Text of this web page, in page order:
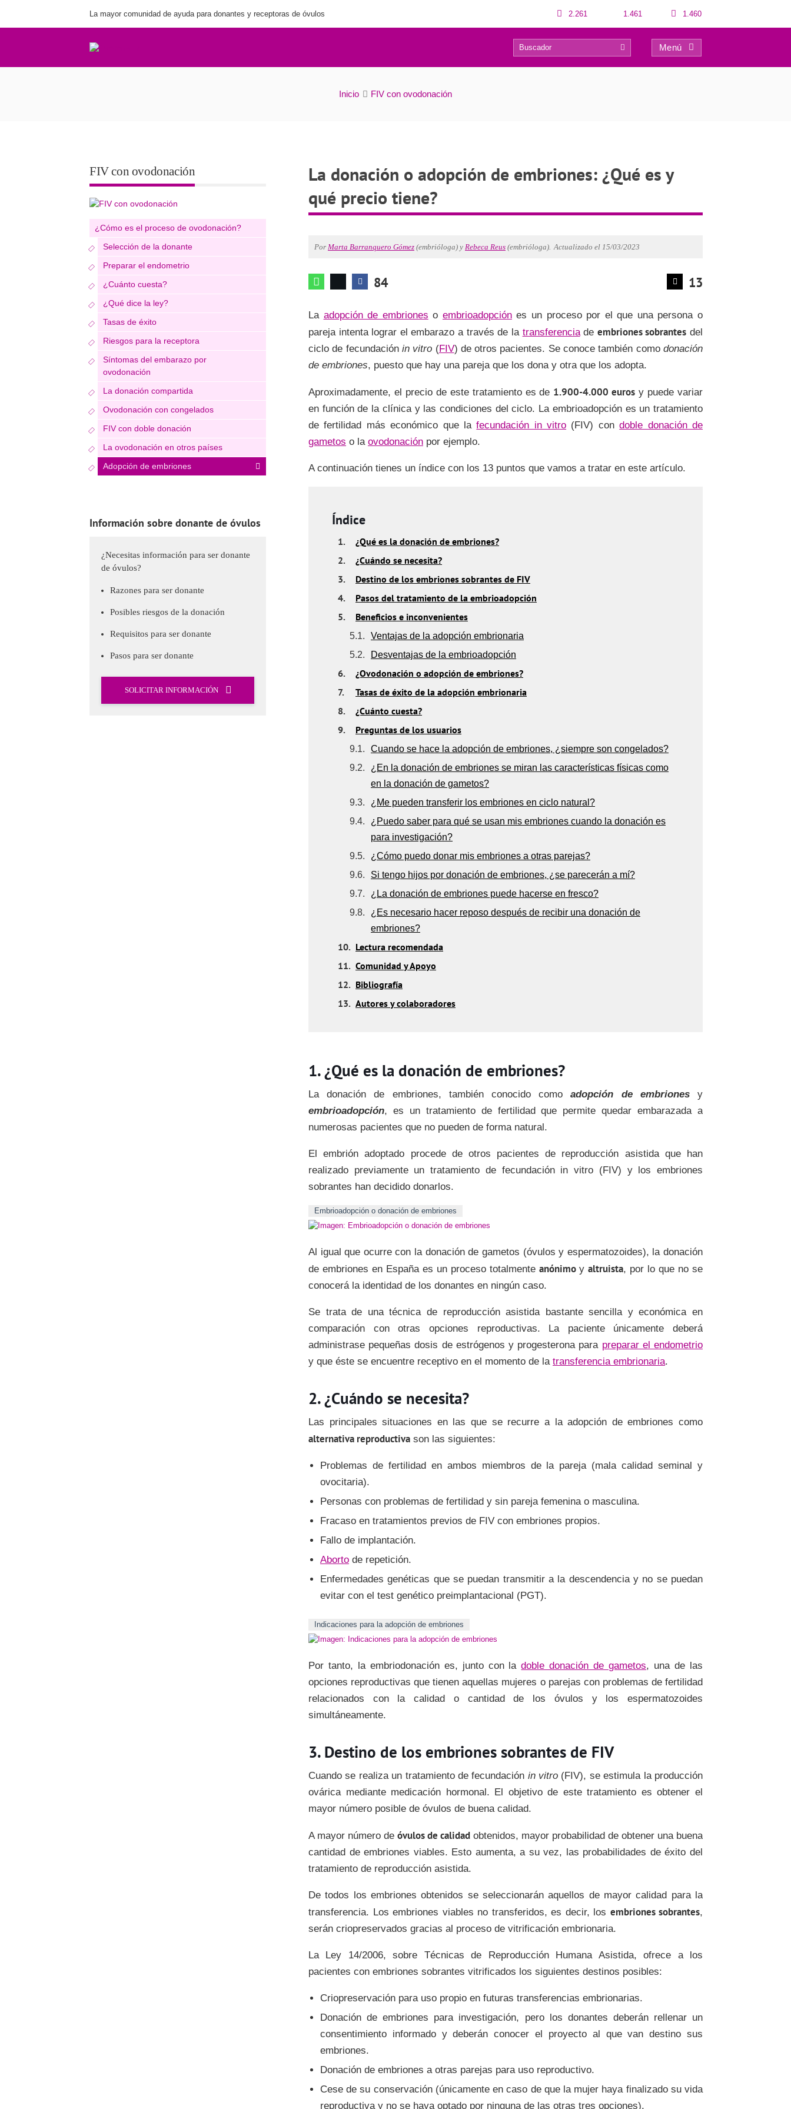
La mayor comunidad de ayuda para donantes y receptoras de óvulos 2.261 1.461 1.460
Menú
La donación o adopción de embriones: ¿Qué es y qué precio tiene?
84 13
Inicio FIV con ovodonación
La donación o adopción de embriones: ¿Qué es y
qué precio tiene?
Por Marta Barranquero Gómez (embrióloga) y Rebeca Reus (embrióloga). Actualizado el 15/03/2023
84 13
La adopción de embriones o embrioadopciónes un proceso por el que una persona o
pareja intenta lograr el embarazo a través de la transferenciade embriones sobrantes del
ciclo de fecundación in vitro (FIV) de otros pacientes. Se conoce también comodonación
de embriones, puesto que hay una pareja que los dona y otra que los adopta.
Aproximadamente, el precio de este tratamiento es de 1.900-4.000 euros y puede variar
en función de la clínica y las condiciones del ciclo. La embrioadopción es un tratamiento
de fertilidad más económico que lafecundación in vitro (FIV) condoble donación de
gametos o la ovodonación por ejemplo.
A continuación tienes un índice con los 13 puntos que vamos a tratar en este artículo.
Índice
1.
¿Qué es la donación de embriones?
2.
¿Cuándo se necesita?
3.
Destino de los embriones sobrantes de FIV
4.
Pasos del tratamiento de la embrioadopción
5.
Beneficios e inconvenientes
5.1.
Ventajas de la adopción embrionaria
5.2.
Desventajas de la embrioadopción
6.
¿Ovodonación o adopción de embriones?
7.
Tasas de éxito de la adopción embrionaria
8.
¿Cuánto cuesta?
9.
Preguntas de los usuarios
9.1.
Cuando se hace la adopción de embriones, ¿siempre son congelados?
9.2.
¿En la donación de embriones se miran las características físicas como
en la donación de gametos?
9.3.
¿Me pueden transferir los embriones en ciclo natural?
9.4.
¿Puedo saber para qué se usan mis embriones cuando la donación es
para investigación?
9.5.
¿Cómo puedo donar mis embriones a otras parejas?
9.6.
Si tengo hijos por donación de embriones, ¿se parecerán a mí?
9.7.
¿La donación de embriones puede hacerse en fresco?
9.8.
¿Es necesario hacer reposo después de recibir una donación de
embriones?
10. Lectura recomendada
11. Comunidad y Apoyo
12. Bibliografía
13. Autores y colaboradores
¿Qué es la donación de embriones?
La donación de embriones, también conocido comoadopción de embrionesy
embrioadopción, es un tratamiento de fertilidad que permite quedar embarazada a
numerosas pacientes que no pueden de forma natural.
El embrión adoptado procede de otros pacientes de reproducción asistida que han
realizado previamente un tratamiento de fecundación in vitro (FIV) y los embriones
sobrantes han decidido donarlos.
Embrioadopción o donación de embriones
Al igual que ocurre con la donación de gametos (óvulos y espermatozoides), la donación
de embriones en España es un proceso totalmente anónimo y altruista, por lo que no se
conocerá la identidad de los donantes en ningún caso.
Se trata de una técnica de reproducción asistida bastante sencilla y económica en
comparación con otras opciones reproductivas. La paciente únicamente deberá
administrase pequeñas dosis de estrógenos y progesterona para preparar el endometrio
y que éste se encuentre receptivo en el momento de la transferencia embrionaria.
¿Cuándo se necesita?
Las principales situaciones en las que se recurre a la adopción de embriones como
alternativa reproductiva son las siguientes:
Problemas de fertilidad en ambos miembros de la pareja (mala calidad seminal y
ovocitaria).
Personas con problemas de fertilidad y sin pareja femenina o masculina.
Fracaso en tratamientos previos de FIV con embriones propios.
Fallo de implantación.
Aborto de repetición.
Enfermedades genéticas que se puedan transmitir a la descendencia y no se puedan
evitar con el test genético preimplantacional (PGT).
Indicaciones para la adopción de embriones
Por tanto, la embriodonación es, junto con ladoble donación de gametos, una de las
opciones reproductivas que tienen aquellas mujeres o parejas con problemas de fertilidad
relacionados con la calidad o cantidad de los óvulos y los espermatozoides
simultáneamente.
Destino de los embriones sobrantes de FIV
Cuando se realiza un tratamiento de fecundación in vitro (FIV), se estimula la producción
ovárica mediante medicación hormonal. El objetivo de este tratamiento es obtener el
mayor número posible de óvulos de buena calidad.
A mayor número de óvulos de calidad obtenidos, mayor probabilidad de obtener una buena
cantidad de embriones viables. Esto aumenta, a su vez, las probabilidades de éxito del
tratamiento de reproducción asistida.
De todos los embriones obtenidos se seleccionarán aquellos de mayor calidad para la
transferencia. Los embriones viables no transferidos, es decir, los embriones sobrantes,
serán criopreservados gracias al proceso de vitrificación embrionaria.
La Ley 14/2006, sobre Técnicas de Reproducción Humana Asistida, ofrece a los
pacientes con embriones sobrantes vitrificados los siguientes destinos posibles:
Criopreservación para uso propio en futuras transferencias embrionarias.
Donación de embriones para investigación, pero los donantes deberán rellenar un
consentimiento informado y deberán conocer el proyecto al que van destino sus
embriones.
Donación de embriones a otras parejas para uso reproductivo.
Cese de su conservación (únicamente en caso de que la mujer haya finalizado su vida
reproductiva y no se haya optado por ninguna de las otras tres opciones).
FIV con ovodonación
¿Cómo es el proceso de ovodonación?
Selección de la donante
Preparar el endometrio
¿Cuánto cuesta?
¿Qué dice la ley?
Tasas de éxito
Riesgos para la receptora
Síntomas del embarazo por
ovodonación
La donación compartida
Ovodonación con congelados
FIV con doble donación
La ovodonación en otros países
Adopción de embriones
Información sobre donante de óvulos
¿Necesitas información para ser donante
de óvulos?
Razones para ser donante
Posibles riesgos de la donación
Requisitos para ser donante
Pasos para ser donante
SOLICITAR INFORMACIÓN